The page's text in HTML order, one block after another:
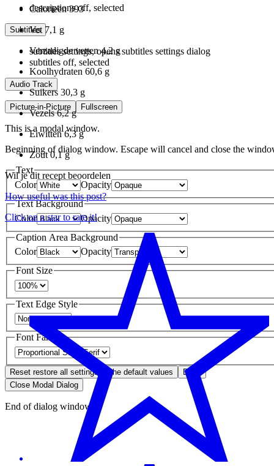
descriptions off, selected
Subtitles
subtitles settings, opens subtitles settings dialog
subtitles off, selected
Audio Track
Picture-in-Picture Fullscreen
This is a modal window.
Beginning of dialog window. Escape will cancel and close the
Text
Color
Opacity
Text Background
Color
Opacity
Caption Area Background
Color
Opacity
Font Size
Text Edge Style
Font Family
Reset restore all settings to the default values
Done
Close Modal Dialog
End of dialog window.
Calorieën393
Vet 7,1 g
Verzadigde vetten4,2 g
Koolhydraten 60,6 g
Suikers 30,3 g
Vezels6,2 g
Eiwitten6,3 g
Zout0,1 g
Wil je dit recept beoordelen
How useful was this post?
Click on a star to rate it!